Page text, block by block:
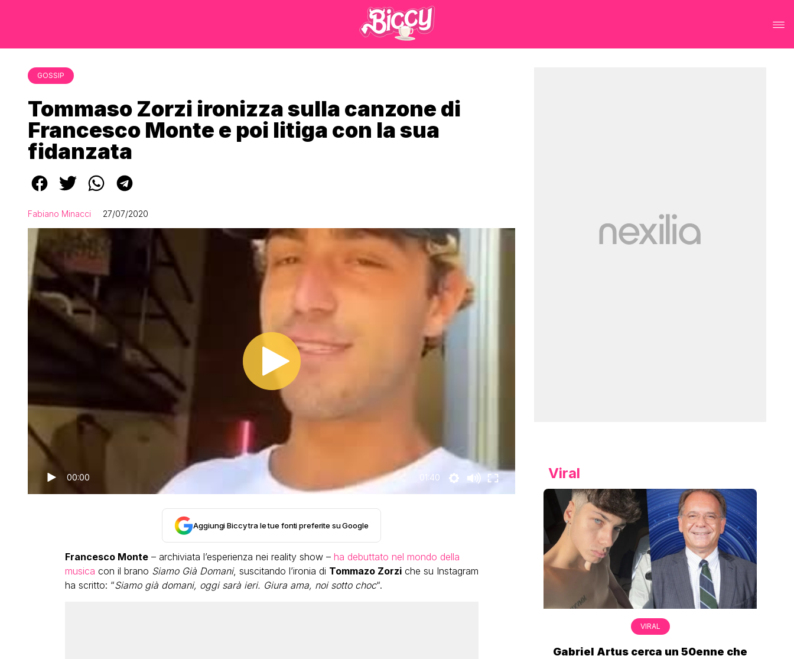
GOSSIP
Tommaso Zorzi ironizza sulla canzone di
Francesco Monte e poi litiga con la sua
fidanzata
Fabiano Minacci 27/07/2020
00:00 01:40
Aggiungi Biccy tra le tue fonti preferite su Google
Francesco Monte– archiviata l’esperienza nei reality show – ha debuttato nel mondo della
musica con il brano Siamo Già Domani, suscitando l’ironia di Tommazo Zorziche su Instagram
ha scritto: “Siamo già domani, oggi sarà ieri. Giura ama, noi sotto choc“.
Viral
VIRAL
Nonna Silvi è legata alla storia del